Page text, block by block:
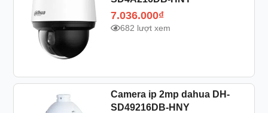
7.036.000₫
682 lượt xem
Camera ip 2mp dahua DH-
SD49216DB-HNY